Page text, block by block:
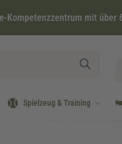
Kompetenzzentrum mit über
Spielzeug & Training